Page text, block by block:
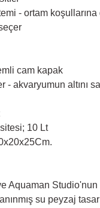
- ortam
cam kapak
- akvaryumun altını
10 Lt
Aquaman
su peyzaj